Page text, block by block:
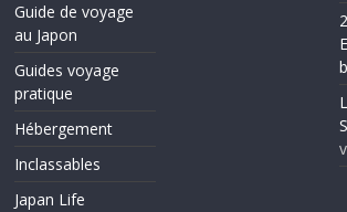
Guide de voyage
au Japon
Guides voyage
pratique
Hébergement
Inclassables
Japan Life